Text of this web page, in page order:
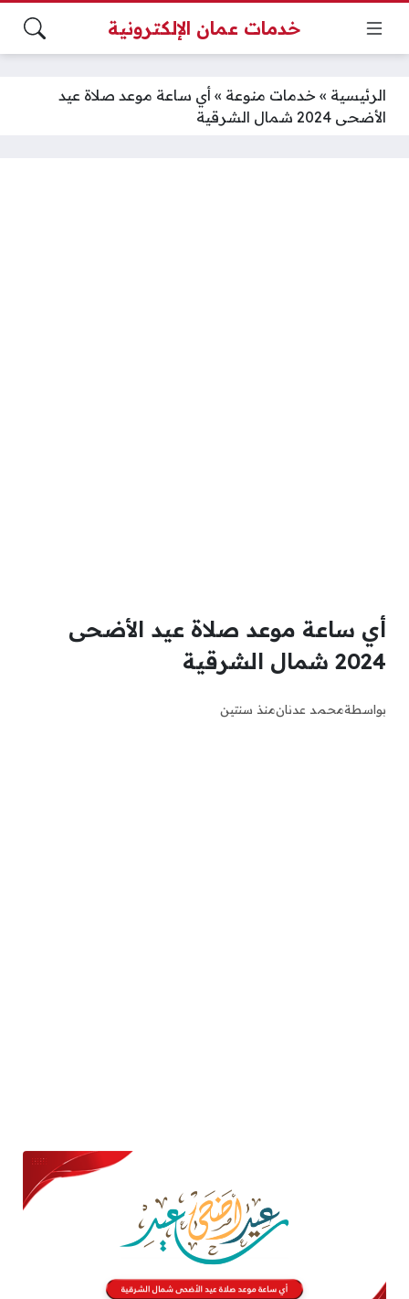
خدمات عمان الإلكترونية
الرئيسية » خدمات منوعة » أي ساعة موعد صلاة عيد
الأضحى 2024 شمال الشرقية
أي ساعة موعد صلاة عيد الأضحى
2024 شمال الشرقية
بواسطةمحمد عدنانمنذ سنتين